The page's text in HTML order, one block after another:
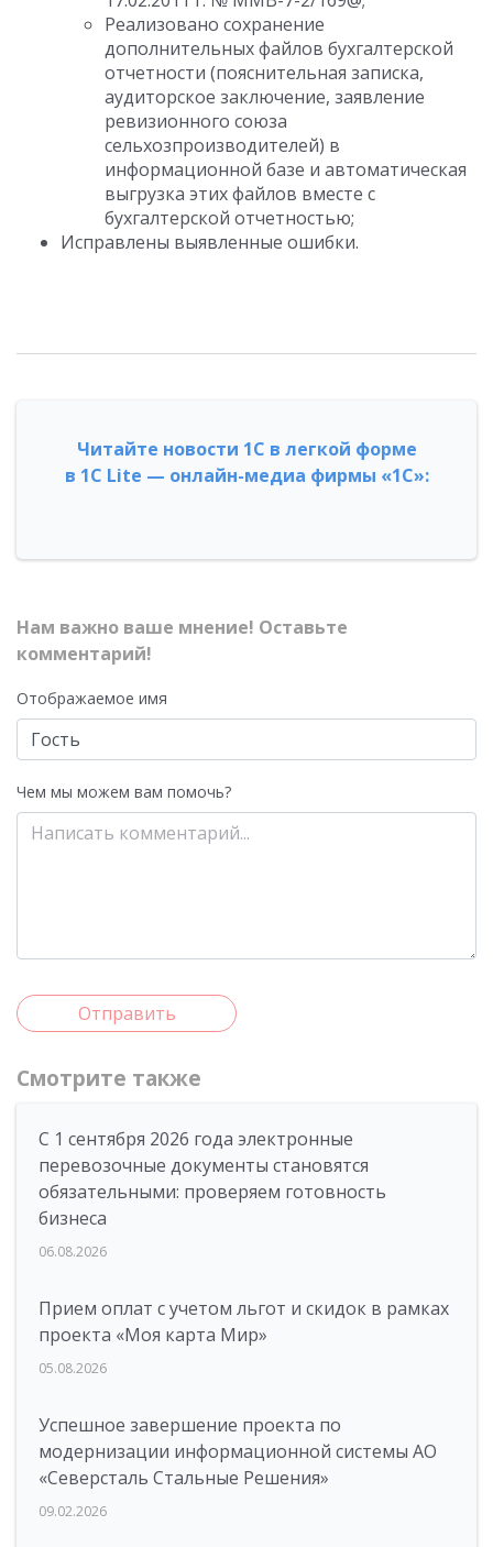
Реализовано сохранение
дополнительных файлов бухгалтерской
отчетности (пояснительная записка,
аудиторское заключение, заявление
ревизионного союза
сельхозпроизводителей) в
информационной базе и автоматическая
выгрузка этих файлов вместе с
бухгалтерской отчетностью;
Исправлены выявленные ошибки.
Читайте новости 1С в легкой форме
в 1С Lite — онлайн-медиа фирмы «1С»:
Нам важно ваше мнение! Оставьте
комментарий!
Отображаемое имя
Чем мы можем вам помочь?
Отправить
Смотрите также
С 1 сентября 2026 года электронные
перевозочные документы становятся
обязательными: проверяем готовность
бизнеса
06.08.2026
Прием оплат с учетом льгот и скидок в рамках
проекта «Моя карта Мир»
05.08.2026
Успешное завершение проекта по
модернизации информационной системы АО
«Северсталь Стальные Решения»
09.02.2026